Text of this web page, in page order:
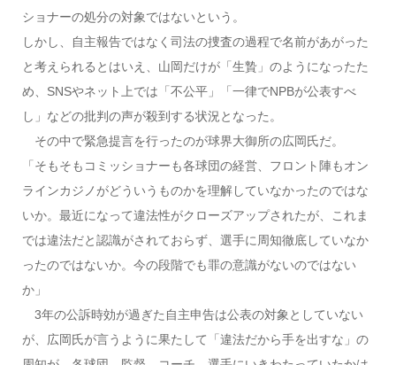
ショナーの処分の対象ではないという。
しかし、自主報告ではなく司法の捜査の過程で名前があがった
と考えられるとはいえ、山岡だけが「生贄」のようになったた
め、SNSやネット上では「不公平」「一律でNPBが公表すべ
し」などの批判の声が殺到する状況となった。
その中で緊急提言を行ったのが球界大御所の広岡氏だ。
「そもそもコミッショナーも各球団の経営、フロント陣もオン
ラインカジノがどういうものかを理解していなかったのではな
いか。最近になって違法性がクローズアップされたが、これま
では違法だと認識がされておらず、選手に周知徹底していなか
ったのではないか。今の段階でも罪の意識がないのではない
か」
3年の公訴時効が過ぎた自主申告は公表の対象としていない
が、広岡氏が言うように果たして「違法だから手を出すな」の